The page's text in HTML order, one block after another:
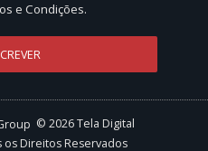
e Condições.
© 2026 Tela Digital
Direitos Reservados